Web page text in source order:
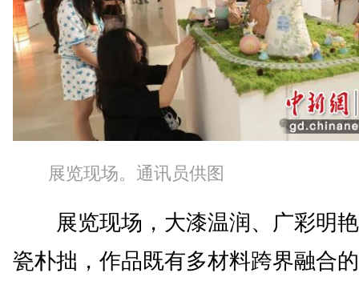
展览现场。通讯员供图
展览现场，大漆温润、广彩明
瓷朴拙，作品既有多材料跨界融合